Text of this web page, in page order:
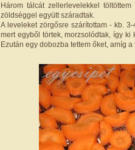
Három tálcát zellerlevelekkel
zöldséggel együtt száradtak.
A leveleket zörgősre szárítottam - kb.
mert egyből törtek, morzsolódtak, így ki
Ezután egy dobozba tettem őket, amíg